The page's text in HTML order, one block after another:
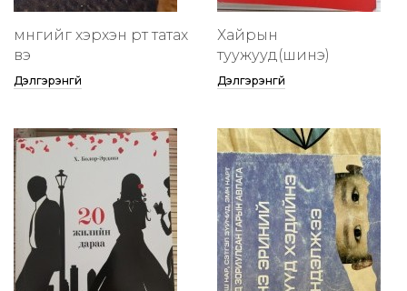
мөнгийг хэрхэн өөртөө татах
вэ
Дэлгэрэнгүй
Хайрын
туужууд(шинэ)
Дэлгэрэнгүй